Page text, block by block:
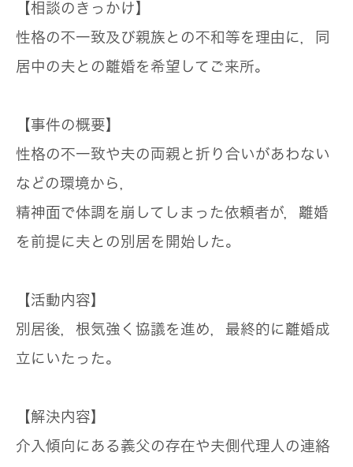
【相談のきっかけ】
性格の不一致及び親族との不和等を理由に，同
居中の夫との離婚を希望してご来所。
【事件の概要】
性格の不一致や夫の両親と折り合いがあわない
などの環境から，
精神面で体調を崩してしまった依頼者が，離婚
を前提に夫との別居を開始した。
【活動内容】
別居後，根気強く協議を進め，最終的に離婚成
立にいたった。
【解決内容】
介入傾向にある義父の存在や夫側代理人の連絡